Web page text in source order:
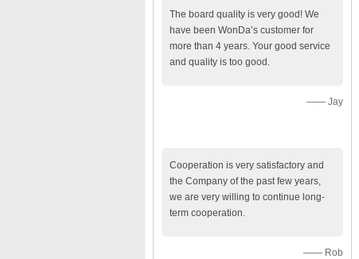
The board quality is very good! We
have been WonDa’s customer for
more than 4 years. Your good service
and quality is too good.
—— Jay
Cooperation is very satisfactory and
the Company of the past few years,
we are very willing to continue long-
term cooperation.
—— Rob